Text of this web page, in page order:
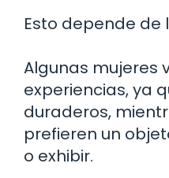
Esto depende de
Algunas mujeres
experiencias, ya
duraderos,
prefieren un
o exhibir.